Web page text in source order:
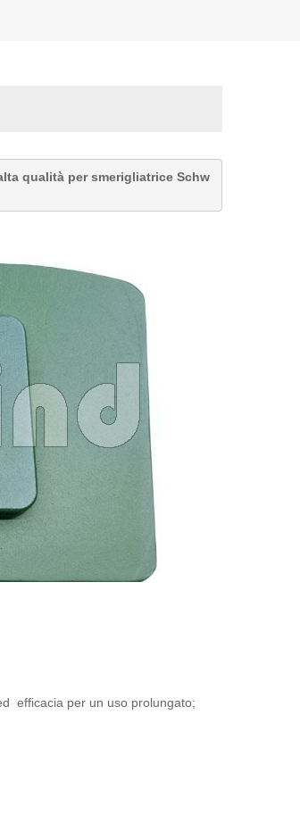
qualità per smerigliatrice Schw
efficacia per un uso prolungato;